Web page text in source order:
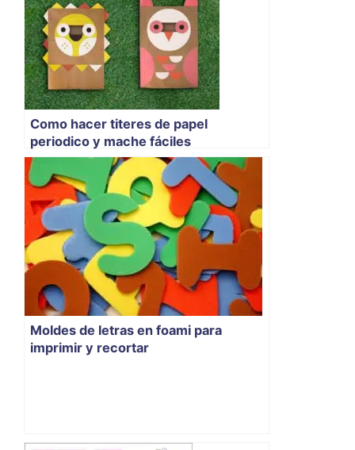
Como hacer titeres de papel
periodico y mache fáciles
Moldes de letras en foami para
imprimir y recortar